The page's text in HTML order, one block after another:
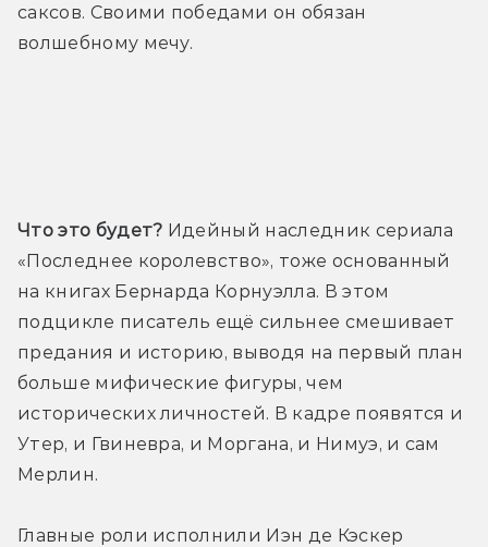
саксов. Своими победами он обязан
волшебному мечу.
Что это будет? Идейный наследник сериала
«Последнее королевство», тоже основанный
на книгах Бернарда Корнуэлла. В этом
подцикле писатель ещё сильнее смешивает
предания и историю, выводя на первый план
больше мифические фигуры, чем
исторических личностей. В кадре появятся и
Утер, и Гвиневра, и Моргана, и Нимуэ, и сам
Мерлин.
Главные роли исполнили Иэн де Кэскер